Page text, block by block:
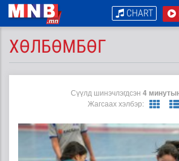
CHART
ХӨЛБӨМБӨГ
Сүүлд шинэчлэгдсэн 4
Жагсаах хэлбэр: